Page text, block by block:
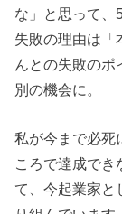
な」と思って、
失敗の理由は「
んとの失敗のポ
別の機会に。
私が今まで必死
ころで達成でき
て、今起業家と